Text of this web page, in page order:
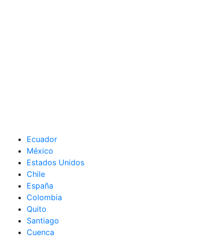
Ecuador
México
Estados Unidos
Chile
España
Colombia
Quito
Santiago
Cuenca